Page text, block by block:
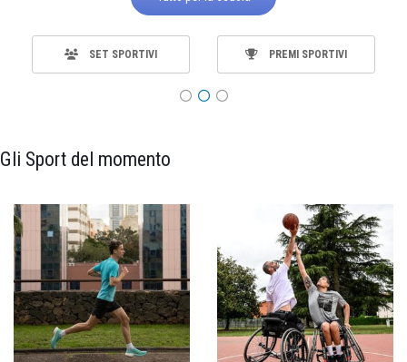
SET SPORTIVI PREMI SPORTIVI
Gli Sport del momento